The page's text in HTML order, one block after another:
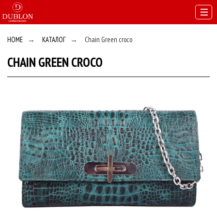
HOME → КАТАЛОГ → Chain Green croco
CHAIN GREEN CROCO